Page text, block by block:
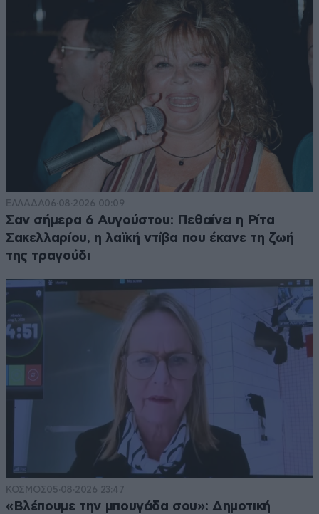
ΕΛΛΑΔΑ06·08·2026 00:09
Σαν σήμερα 6 Αυγούστου: Πεθαίνει η Ρίτα
Σακελλαρίου, η λαϊκή ντίβα που έκανε τη ζωή
της τραγούδι
ΚΟΣΜΟΣ05·08·2026 23:47
«Βλέπουμε την μπουγάδα σου»: Δημοτική